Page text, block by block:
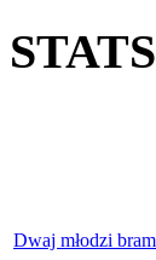
STATS
Dwaj młodzi